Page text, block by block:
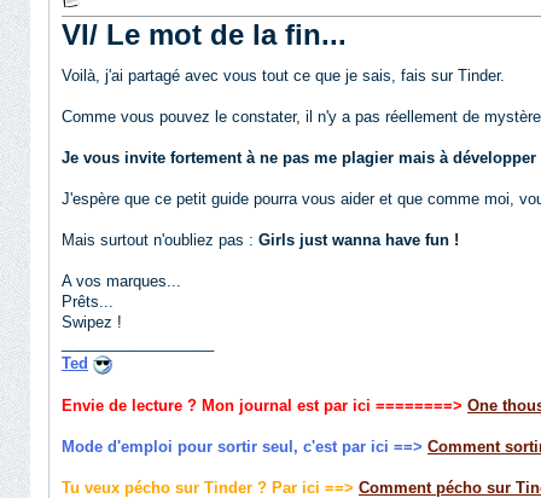
VI/ Le mot de la fin...
Voilà, j'ai partagé avec vous tout ce que je sais, fais sur Tinder.
Comme vous pouvez le constater, il n'y a pas réellement de
Je vous invite fortement à ne pas me plagier mais à
J'espère que ce petit guide pourra vous aider et que comme moi,
Mais surtout n'oubliez pas : Girls just wanna have fun !
A vos marques...
Prêts...
Swipez !
Ted
Envie de lecture ? Mon journal est par ici ========> One
Mode d'emploi pour sortir seul, c'est par ici ==> Comment
Tu veux pécho sur Tinder ? Par ici ==> Comment pécho sur